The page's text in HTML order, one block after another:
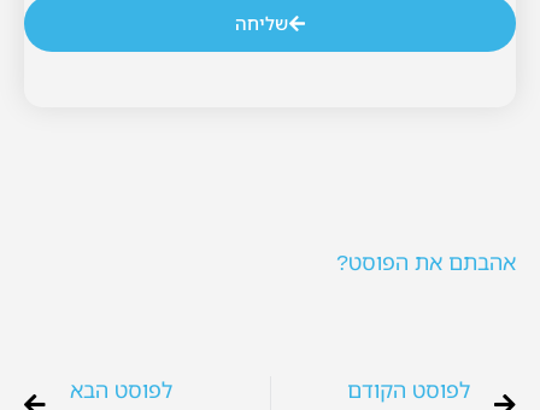
שליחה
אהבתם את הפוסט?
לפוסט הקודם
לפוסט הבא